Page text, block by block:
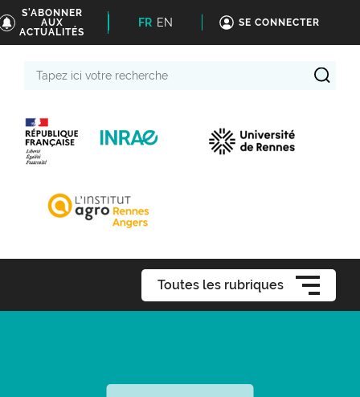
S'ABONNER
AUX
ACTUALITÉS
FR EN SE CONNECTER
Toutes les rubriques